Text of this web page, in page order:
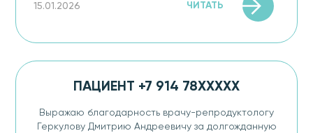
15.01.2026 ЧИТАТЬ
ПАЦИЕНТ +7 914 78XXXXX
Выражаю благодарность врачу-репродуктологу
Геркулову Дмитрию Андреевичу за долгожданную